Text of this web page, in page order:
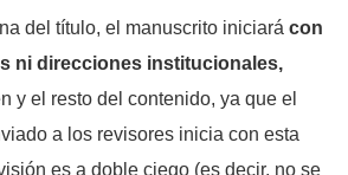
del título, el manuscrito iniciará con
ni direcciones institucionales,
y el resto del contenido, ya que el
a los revisores inicia con esta
es a doble ciego (es decir, no se